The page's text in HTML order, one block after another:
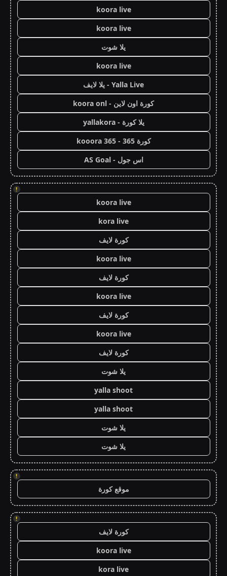
koora live
koora live
يلا شوت
koora live
Yalla Live - يلا لايف
كورة اون لاين - koora onl
يلا كورة - yallakora
كورة 365 - kooora 365
اس جول - AS Goal
!
koora live
kora live
كورة لايف
koora live
كورة لايف
koora live
كورة لايف
koora live
كورة لايف
يلا شوت
yalla shoot
yalla shoot
يلا شوت
يلا شوت
!
موقع كورة
!
كورة لايف
koora live
kora live